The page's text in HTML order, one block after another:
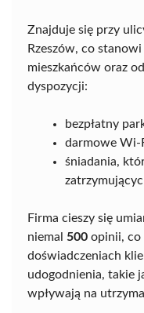
Znajduje się przy
Rzeszów, co
mieszkańców oraz
dyspozycji:
bezpłatny
darmowe Wi-
śniadania,
Firma cieszy się
niemal 500 opinii, co
doświadczeniach
udogodnienia, takie
wpływają na